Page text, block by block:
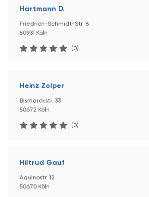
Hartmann D.
Friedrich-Schmidt-Str. 8
50931 Köln
(0)
Heinz Zolper
Bismarckstr. 33
50672 Köln
(0)
Hiltrud Gauf
Aquinostr. 12
50670 Köln